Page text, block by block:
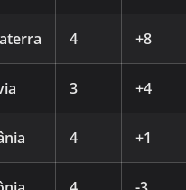
4 +8
3 +4
4 +1